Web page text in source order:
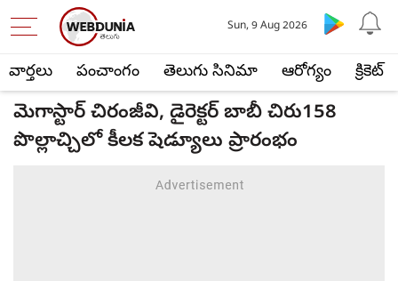
వార్తలు పంచాంగం తెలుగు సినిమా ఆరోగ్యం క్రికెట్
Sun, 9 Aug 2026
మెగాస్టార్ చిరంజీవి, డైరెక్టర్ బాబీ చిరు158
పొల్లాచ్చిలో కీలక షెడ్యూలు ప్రారంభం